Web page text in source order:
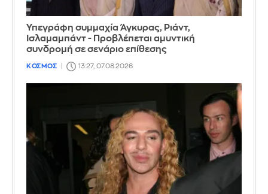
Υπεγράφη συμμαχία Άγκυρας, Ριάντ,
Ισλαμαμπάντ - Προβλέπεται αμυντική
συνδρομή σε σενάριο επίθεσης
ΚΟΣΜΟΣ 13:27, 07.08.2026